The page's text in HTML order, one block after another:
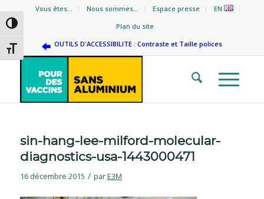
Passer en contraste élevé
Changer la taille de la police
Vous êtes… Nous sommes… Espace presse
EN
Plan du site
OUTILS D'ACCESSIBILITE : Contraste et Taille polices
sin-hang-lee-milford-molecular-
diagnostics-usa-1443000471
16 décembre 2015 / parE3M